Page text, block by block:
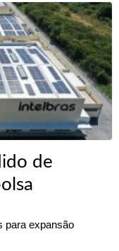
de
para expansão